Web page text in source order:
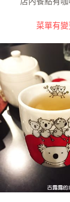
菜單有